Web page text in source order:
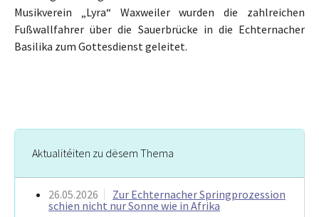
Musikverein „Lyra“ Waxweiler wurden die zahlreichen
Fußwallfahrer über die Sauerbrücke in die Echternacher
Basilika zum Gottesdienst geleitet.
Aktualitéiten zu dësem Thema
26.05.2026
Zur Echternacher Springprozession
schien nicht nur Sonne wie in Afrika